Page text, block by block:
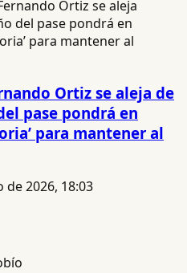
Ortiz se aleja de
pase pondrá en
para mantener al
de 2026, 18:03